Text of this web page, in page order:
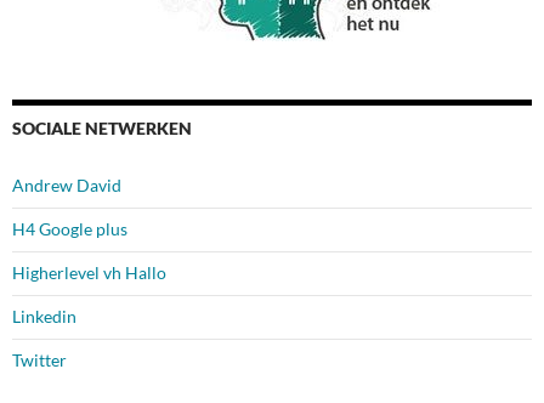
SOCIALE NETWERKEN
Andrew David
H4 Google plus
Higherlevel vh Hallo
Linkedin
Twitter